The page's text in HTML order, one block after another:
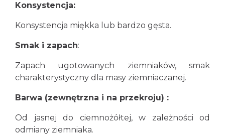
Konsystencja:
Konsystencja miękka lub bardzo gęsta.
Smak i zapach:
Zapach ugotowanych ziemniaków, smak
charakterystyczny dla masy ziemniaczanej.
Barwa (zewnętrzna i na przekroju) :
Od jasnej do ciemnożółtej, w zależności od
odmiany ziemniaka.